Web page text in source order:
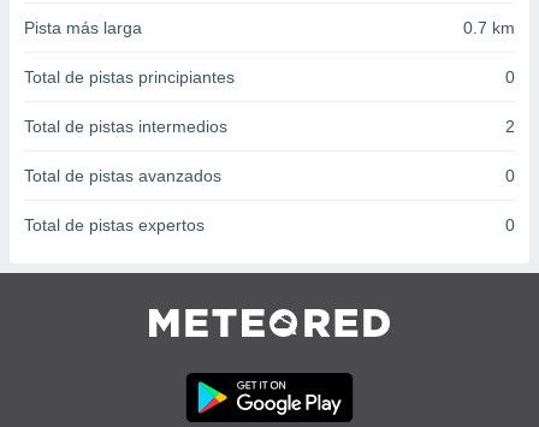
1199
Pista más larga 0.7 km
Total de pistas principiantes 0
Total de pistas intermedios 2
Total de pistas avanzados 0
Total de pistas expertos 0